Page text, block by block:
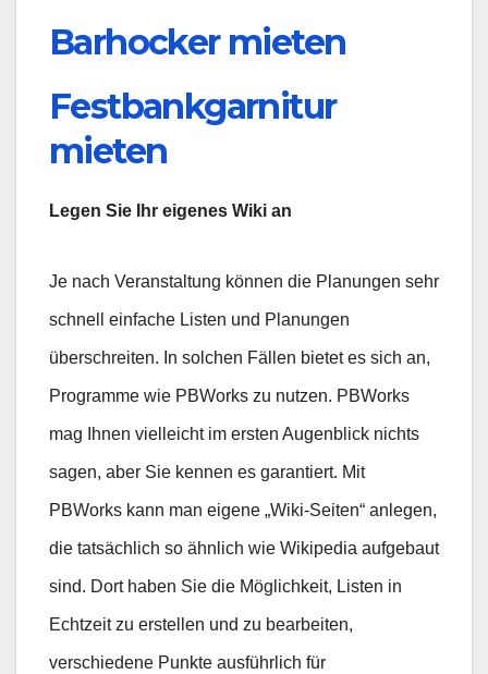
Barhocker mieten
Festbankgarnitur
mieten
Legen Sie Ihr eigenes Wiki an
Je nach Veranstaltung können die Planungen sehr
schnell einfache Listen und Planungen
überschreiten. In solchen Fällen bietet es sich an,
Programme wie PBWorks zu nutzen. PBWorks
mag Ihnen vielleicht im ersten Augenblick nichts
sagen, aber Sie kennen es garantiert. Mit
PBWorks kann man eigene „Wiki-Seiten“ anlegen,
die tatsächlich so ähnlich wie Wikipedia aufgebaut
sind. Dort haben Sie die Möglichkeit, Listen in
Echtzeit zu erstellen und zu bearbeiten,
verschiedene Punkte ausführlich für